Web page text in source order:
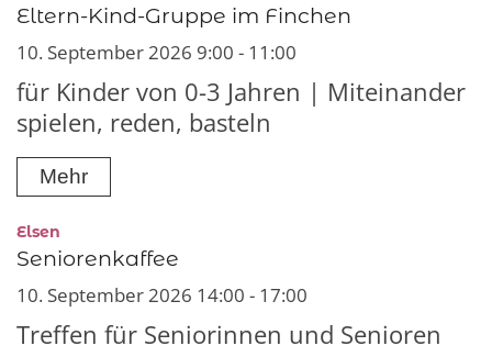
Eltern-Kind-Gruppe im Finchen
10. September 2026 9:00 - 11:00
für Kinder von 0-3 Jahren | Miteinander
spielen, reden, basteln
Mehr
Elsen
Seniorenkaffee
10. September 2026 14:00 - 17:00
Treffen für Seniorinnen und Senioren